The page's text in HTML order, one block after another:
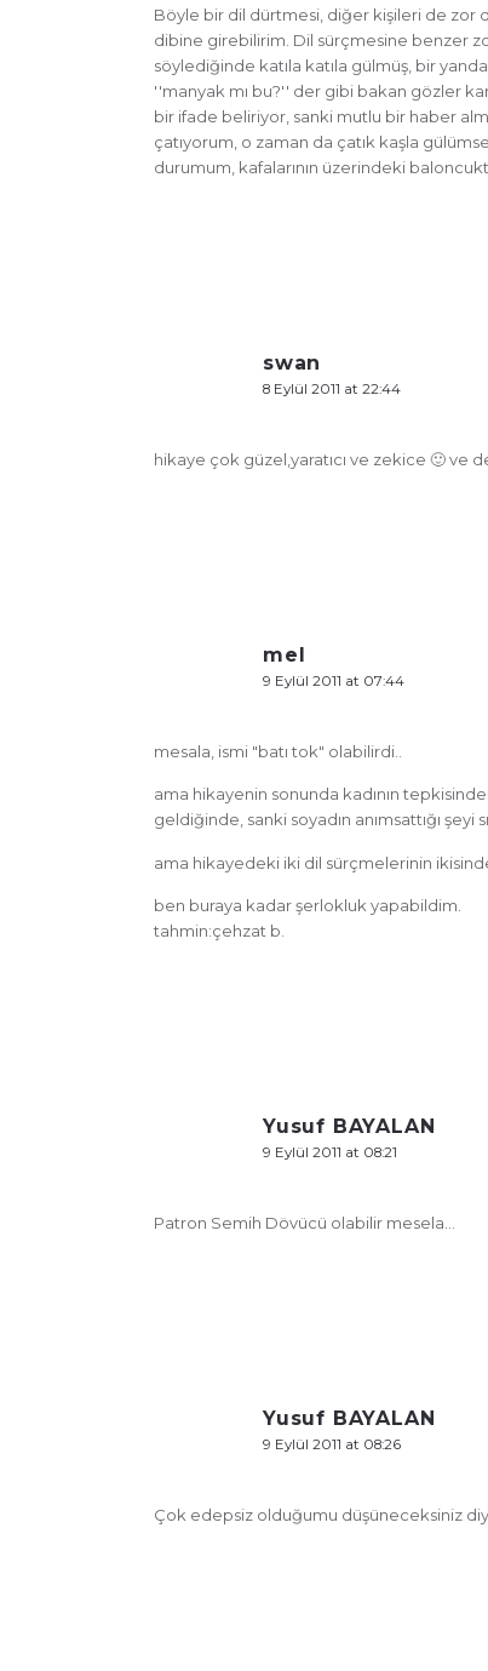
Böyle bir dil dürtmesi, diğer kişileri de zor
dibine girebilirim. Dil sürçmesine benzer
söylediğinde katıla katıla gülmüş, bir
''manyak mı bu?'' der gibi bakan gözler
bir ifade beliriyor, sanki mutlu bir haber
çatıyorum, o zaman da çatık kaşla
durumum, kafalarının üzerindeki
swan
8 Eylül 2011 at 22:44
hikaye çok güzel,yaratıcı ve zekice 🙂 ve
mel
9 Eylül 2011 at 07:44
mesala, ismi "batı tok" olabilirdi..
ama hikayenin sonunda kadının
geldiğinde, sanki soyadın anımsattığı şeyi
ama hikayedeki iki dil sürçmelerinin
ben buraya kadar şerlokluk yapabildim.
tahmin:çehzat b.
Yusuf BAYALAN
9 Eylül 2011 at 08:21
Patron Semih Dövücü olabilir mesela…
Yusuf BAYALAN
9 Eylül 2011 at 08:26
Çok edepsiz olduğumu düşüneceksiniz